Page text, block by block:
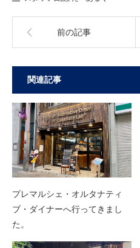
前の記事
関連記事
プレマルシェ・オルタナティ
ブ・ダイナーへ行ってきまし
た。